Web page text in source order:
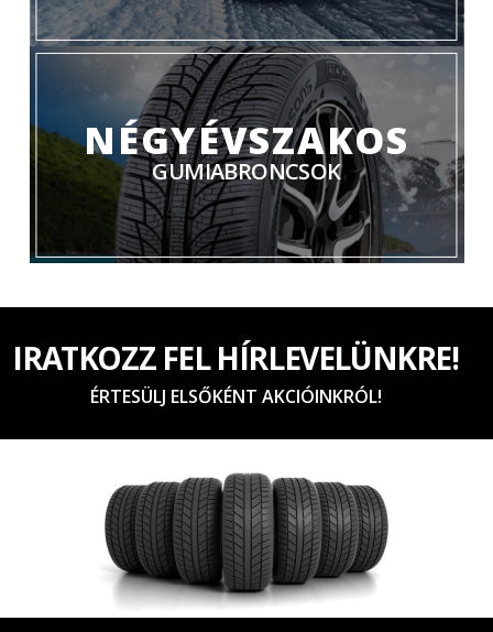
NÉGYÉVSZAKOS
GUMIABRONCSOK
IRATKOZZ FEL HÍRLEVELÜNKRE!
ÉRTESÜLJ ELSŐKÉNT AKCIÓINKRÓL!